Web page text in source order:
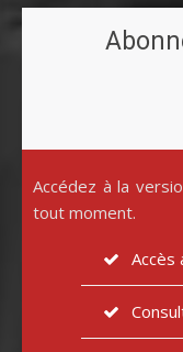
Accédez à la
tout moment.
Accès